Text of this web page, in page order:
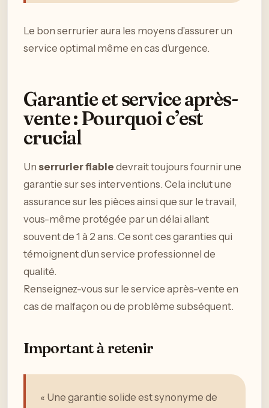
Le bon serrurier aura les moyens d’assurer un
service optimal même en cas d’urgence.
Garantie et service après-
vente : Pourquoi c’est
crucial
Un serrurier fiable devrait toujours fournir une
garantie sur ses interventions. Cela inclut une
assurance sur les pièces ainsi que sur le travail,
vous-même protégée par un délai allant
souvent de 1 à 2 ans. Ce sont ces garanties qui
témoignent d’un service professionnel de
qualité.
Renseignez-vous sur le service après-vente en
cas de malfaçon ou de problème subséquent.
Important à retenir
« Une garantie solide est synonyme de